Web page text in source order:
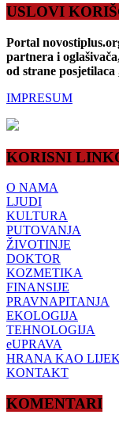
USLOVI
Portal
partnera i
od strane
IMPRESUM
KORISNI
O NAMA
LJUDI
KULTURA
PUTOVANJA
ŽIVOTINJE
DOKTOR
KOZMETIKA
FINANSIJE
PRAVNAPITANJA
EKOLOGIJA
TEHNOLOGIJA
eUPRAVA
HRANA KAO LIJEK
KONTAKT
KOMENTARI